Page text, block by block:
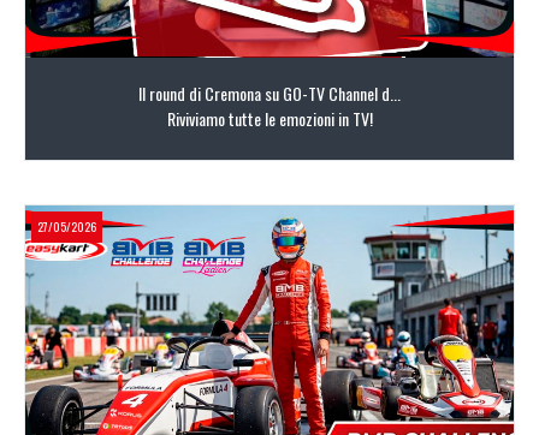
Il round di Cremona su GO-TV Channel d...
Riviviamo tutte le emozioni in TV!
LEGGI TUTTO
27/05/2026